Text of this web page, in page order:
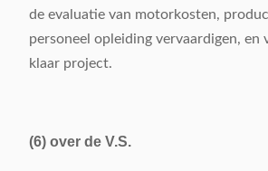
de evaluatie van motorkosten,
personeel opleiding vervaardigen, en
klaar project.
(6) over de V.S.